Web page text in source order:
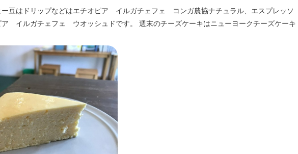
ー豆はドリップなどはエチオピア イルガチェフェ コンガ農協ナチュラル、エスプレッソ
ア イルガチェフェ ウオッシュドです。 週末のチーズケーキはニューヨークチーズケーキ